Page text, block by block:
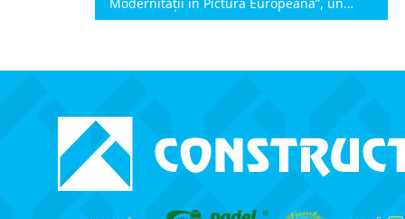
proiect cultural de anvergură organizat de